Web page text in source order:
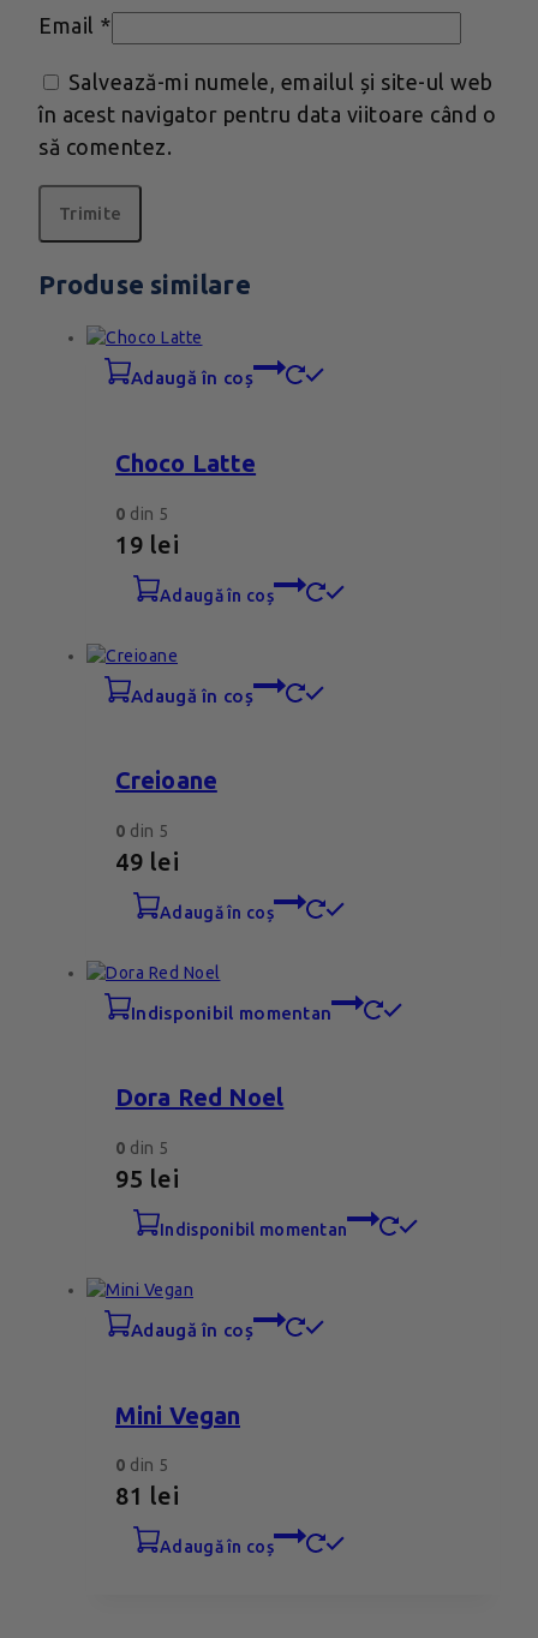
Email *
Salvează-mi numele, emailul și site-ul web
în acest navigator pentru data viitoare când o
să comentez.
Produse similare
adaugă în coș
Choco Latte
0 din 5
19 lei
adaugă în coș
adaugă în coș
Creioane
0 din 5
49 lei
adaugă în coș
indisponibil momentan
Dora Red Noel
0 din 5
95 lei
indisponibil momentan
adaugă în coș
Mini Vegan
0 din 5
81 lei
adaugă în coș